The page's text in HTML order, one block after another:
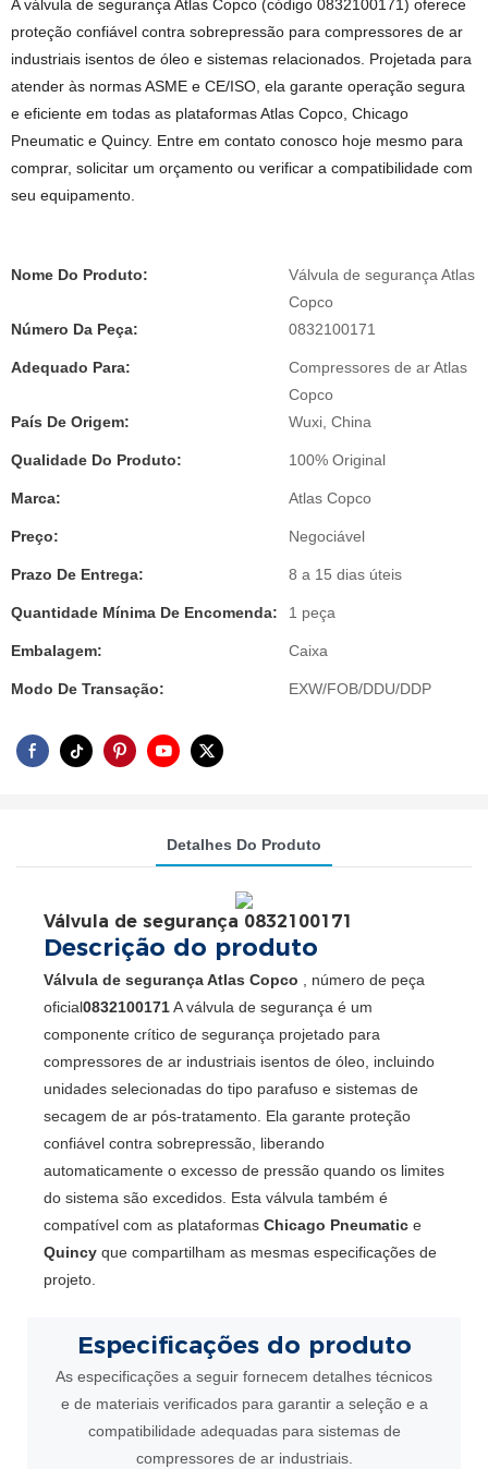
A válvula de segurança Atlas Copco (código 0832100171) oferece
proteção confiável contra sobrepressão para compressores de ar
industriais isentos de óleo e sistemas relacionados. Projetada para
atender às normas ASME e CE/ISO, ela garante operação segura
e eficiente em todas as plataformas Atlas Copco, Chicago
Pneumatic e Quincy. Entre em contato conosco hoje mesmo para
comprar, solicitar um orçamento ou verificar a compatibilidade com
seu equipamento.
Nome Do Produto:
Válvula de segurança Atlas
Copco
Número Da Peça:
0832100171
Adequado Para:
Compressores de ar Atlas
Copco
País De Origem:
Wuxi, China
Qualidade Do Produto: 100% Original
Marca: Atlas Copco
Preço: Negociável
Prazo De Entrega: 8 a 15 dias úteis
Quantidade Mínima De Encomenda: 1 peça
Embalagem: Caixa
Modo De Transação: EXW/FOB/DDU/DDP
Detalhes Do Produto
Válvula de segurança 0832100171
Descrição do produto
Válvula de segurança Atlas Copco , número de peça
oficial0832100171A válvula de segurança é um
componente crítico de segurança projetado para
compressores de ar industriais isentos de óleo, incluindo
unidades selecionadas do tipo parafuso e sistemas de
secagem de ar pós-tratamento. Ela garante proteção
confiável contra sobrepressão, liberando
automaticamente o excesso de pressão quando os limites
do sistema são excedidos. Esta válvula também é
compatível com as plataformas Chicago Pneumatic e
Quincy que compartilham as mesmas especificações de
projeto.
Especificaçõesdo produto
As especificações a seguir fornecem detalhes técnicos
e de materiais verificados para garantir a seleção e a
compatibilidade adequadas para sistemas de
compressores de ar industriais.